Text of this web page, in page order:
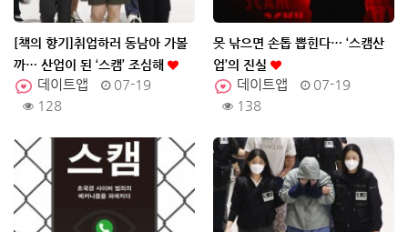
[책의 향기]취업하러 동남아 가볼
까… 산업이 된 ‘스캠’ 조심해
데이트앱
07-19
128
못 낚으면 손톱 뽑힌다… ‘스캠산
업’의 진실
데이트앱
07-19
138